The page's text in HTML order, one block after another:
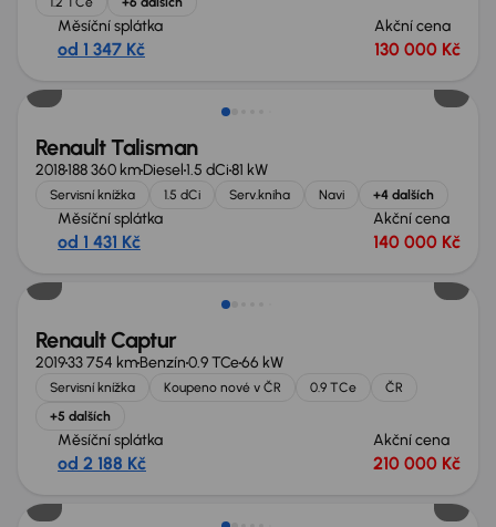
Měsíční splátka
od 1 347 Kč
Akční cena
130 000 Kč
Zlevněno o 30 000 Kč
Renault Talisman
2018188 360 kmDiesel1.5 dCi81 kW
Servisní knížka 1.5 dCi Serv.kniha Navi +4 dalších
Měsíční splátka
od 1 431 Kč
Akční cena
140 000 Kč
Renault Captur
201933 754 kmBenzín0.9 TCe66 kW
Servisní knížka Koupeno nové v ČR 0.9 TCe
ČR
+5 dalších
Měsíční splátka
od 2 188 Kč
Akční cena
210 000 Kč